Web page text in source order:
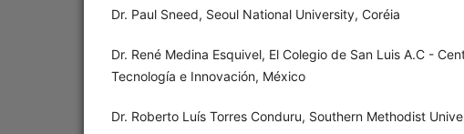
Dr. Paul Sneed, Seoul National University, Coréia
Dr. René Medina Esquivel, El Colegio de San Luis A.C -
Tecnología e Innovación, México
Dr. Roberto Luís Torres Conduru, Southern Methodist